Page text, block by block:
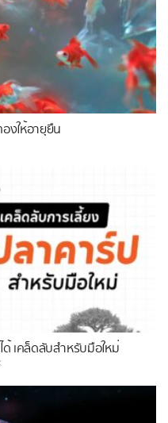
งให้อายุยืน
ด้ เคล็ดลับสำหรับมือใหม่